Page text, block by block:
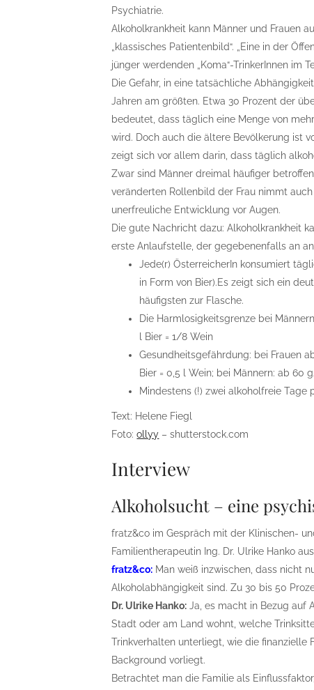
Psychiatrie.
Alkoholkrankheit kann Männer und Frauen
„klassisches Patientenbild“. „Eine in der
jünger werdenden „Koma“-TrinkerInnen im
Die Gefahr, in eine tatsächliche
Jahren am größten. Etwa 30 Prozent der
bedeutet, dass täglich eine Menge von
wird. Doch auch die ältere Bevölkerung ist
zeigt sich vor allem darin, dass täglich
Zwar sind Männer dreimal häufiger
veränderten Rollenbild der Frau nimmt
unerfreuliche Entwicklung vor Augen.
Die gute Nachricht dazu: Alkoholkrankheit
erste Anlaufstelle, der gegebenenfalls an
Jede(r) ÖsterreicherIn konsumiert
in Form von Bier).Es zeigt sich ein
häufigsten zur Flasche.
Die Harmlosigkeitsgrenze bei
l Bier = 1/8 Wein
Gesundheitsgefährdung: bei Frauen
Bier = 0,5 l Wein; bei Männern: ab 60
Mindestens (!) zwei alkoholfreie Tage
Text: Helene Fiegl
Foto:ollyy – shutterstock.com
Interview
Alkoholsucht – eine
fratz&co im Gespräch mit der Klinischen-
Familientherapeutin Ing. Dr. Ulrike Hanko
fratz&co: Man weiß inzwischen, dass nicht
Alkoholabhängigkeit sind. Zu 30 bis 50
Dr. Ulrike Hanko: Ja, es macht in Bezug auf
Stadt oder am Land wohnt, welche
Trinkverhalten unterliegt, wie die finanzielle
Background vorliegt.
Betrachtet man die Familie als